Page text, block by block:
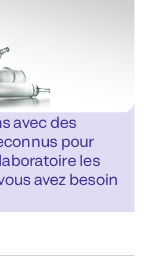
avec des
pour
les
avez besoin